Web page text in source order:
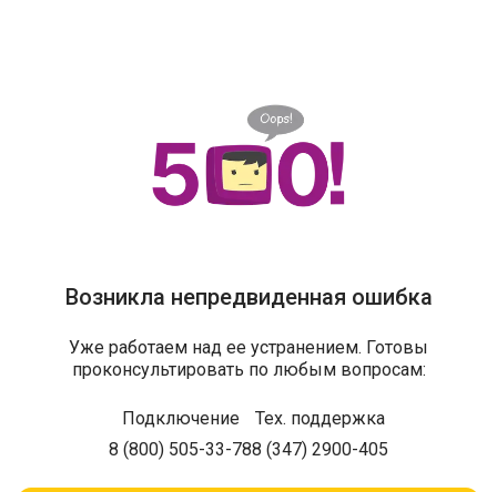
Возникла непредвиденная ошибка
Уже работаем над ее устранением. Готовы
проконсультировать по любым вопросам:
Подключение
8 (800) 505-33-78
Тех. поддержка
8 (347) 2900-405